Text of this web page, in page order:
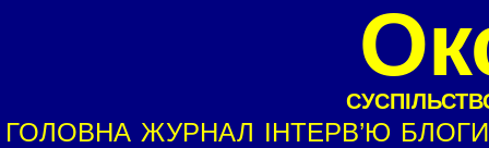
ГОЛОВНА ЖУРНАЛ ІНТЕРВ’Ю БЛОГИ